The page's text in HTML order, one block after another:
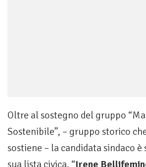
Oltre al sostegno del gruppo
Sostenibile”, – gruppo storico
sostiene – la candidata sindaco
sua lista civica, “Irene